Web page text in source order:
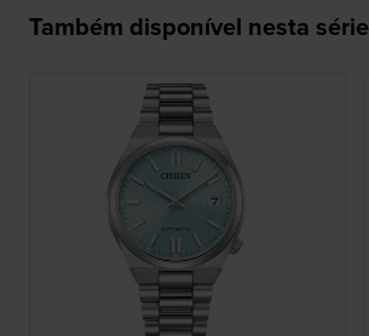
Também disponível nesta série